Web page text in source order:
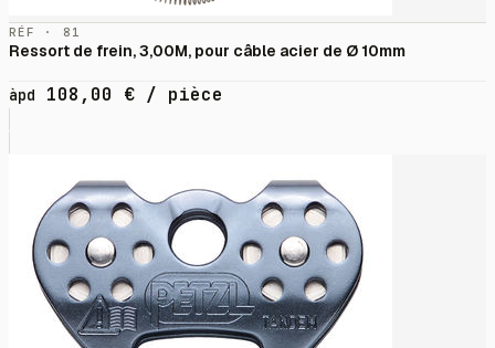
RÉF · 81
Ressort de frein, 3,00M, pour câble acier de Ø 10mm
àpd 108,00 € / pièce